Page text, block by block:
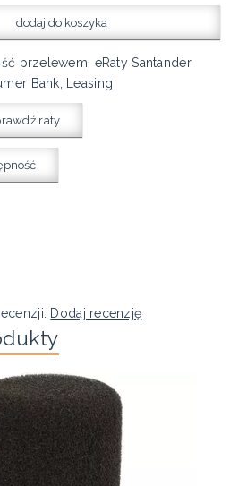
dodaj do koszyka
przelewem, eRaty Santander
Bank, Leasing
raty
Dodaj recenzję